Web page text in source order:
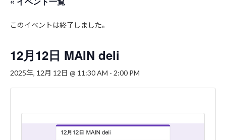
このイベントは終了しました。
12月12日 MAIN deli
2025年, 12月 12日 @ 11:30 AM - 2:00 PM